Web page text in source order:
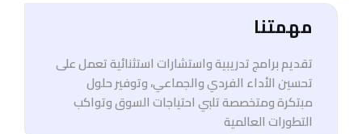
مهمتنا
تقديم برامج تدريبية واستشارات استثنائية تعمل على
تحسين الأداء الفردي والجماعي، وتوفير حلول
مبتكرة ومتخصصة تلبي احتياجات السوق وتواكب
التطورات العالمية